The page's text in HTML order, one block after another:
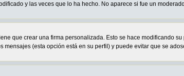
y las veces que lo ha hecho. No aparece si fue un
que crear una firma personalizada. Esto se hace modificando
mensajes (esta opción está en su perfil) y puede evitar que se